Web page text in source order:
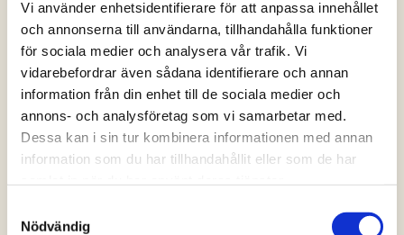
Vi använder enhetsidentifierare för att anpassa innehållet
och annonserna till användarna, tillhandahålla funktioner
för sociala medier och analysera vår trafik. Vi
vidarebefordrar även sådana identifierare och annan
information från din enhet till de sociala medier och
annons- och analysföretag som vi samarbetar med.
Dessa kan i sin tur kombinera informationen med annan
information som du har tillhandahållit eller som de har
Nödvändig
Pasta Carbonara med kycklingbacon
(4 röster)